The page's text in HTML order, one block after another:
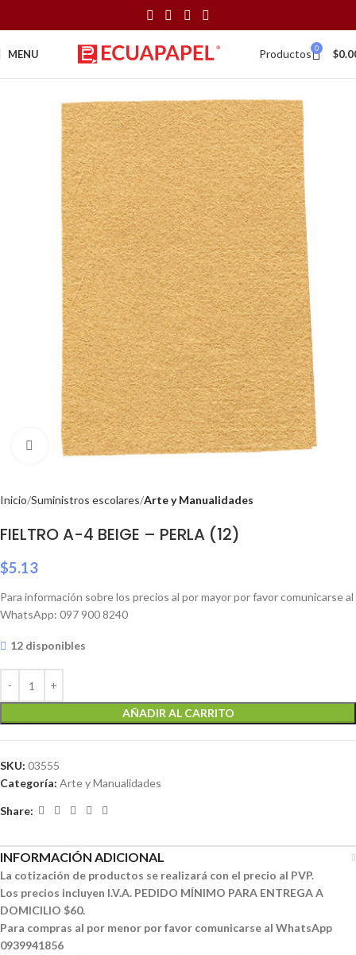
MENU Productos 0 $
Click to enlarge
Inicio Suministros escolares Arte y Manualidades
FIELTRO A-4 BEIGE – PERLA (12)
$5.13
Para información sobre los precios al por mayor por favor comunicarse al
WhatsApp: 097 900 8240
12 disponibles
AÑADIR AL CARRITO
SKU: 03555
Categoría: Arte y Manualidades
Share:
INFORMACIÓN ADICIONAL
La cotización de productos se realizará con el precio al PVP.
Los precios incluyen I.V.A. PEDIDO MÍNIMO PARA ENTREGA A
DOMICILIO $60.
Para compras al por menor por favor comunicarse al WhatsApp
0939941856